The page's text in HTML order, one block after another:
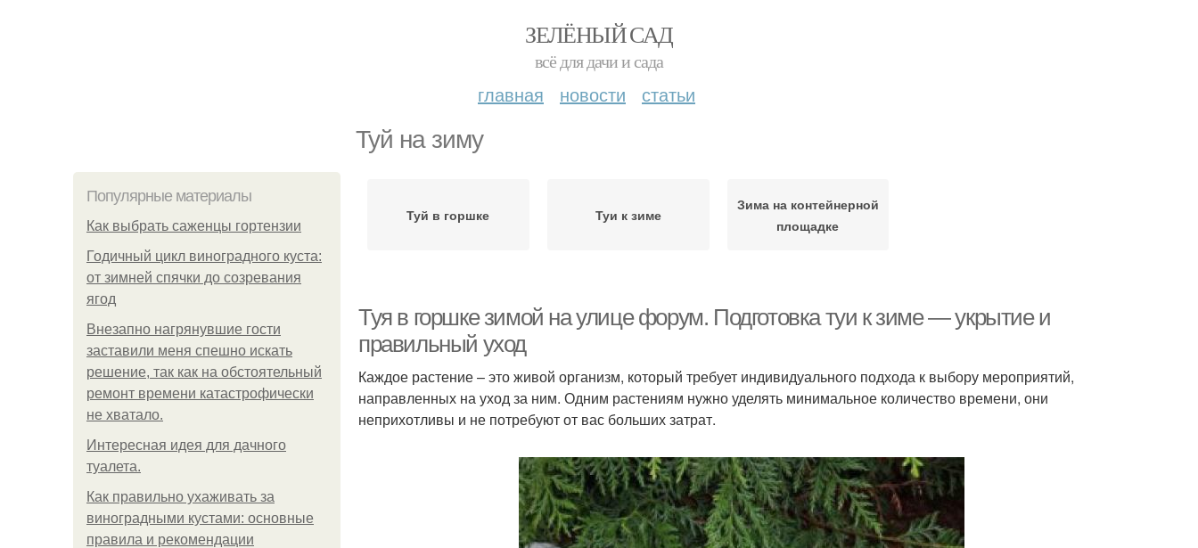
ЗЕЛЁНЫЙ САД
всё для дачи и сада
главная новости статьи
Туй на зиму
Популярные материалы
Как выбрать саженцы гортензии
Годичный цикл виноградного куста:
от зимней спячки до созревания
ягод
Внезапно нагрянувшие гости
заставили меня спешно искать
решение, так как на обстоятельный
ремонт времени катастрофически
не хватало.
Интересная идея для дачного
туалета.
Как правильно ухаживать за
виноградными кустами: основные
правила и рекомендации
Туй в горшке Туи к зиме
Зима на контейнерной
площадке
Туя в горшке зимой на улице форум. Подготовка туи к зиме — укрытие и
правильный уход
Каждое растение – это живой организм, который требует индивидуального подхода к выбору мероприятий,
направленных на уход за ним. Одним растениям нужно уделять минимальное количество времени, они
неприхотливы и не потребуют от вас больших затрат.